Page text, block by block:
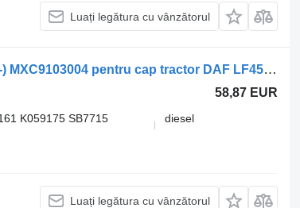
Luați legătura cu vânzătorul
Etrier frana DAF,KNORR-BREMSE CF75 (01.01-) MXC9103004 pentru cap tractor DAF LF45, LF55, LF180, CF65, CF75, CF85 (2001-)
58,87 EUR
K059175 SB7715
diesel
Luați legătura cu vânzătorul